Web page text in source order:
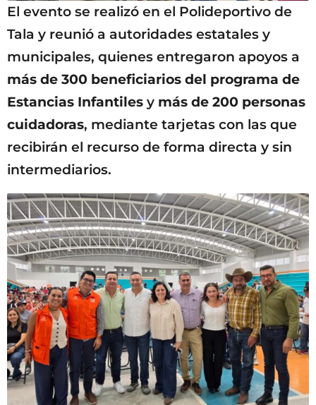
El evento se realizó en el Polideportivo de
Tala y reunió a autoridades estatales y
municipales, quienes entregaron apoyos a
más de 300 beneficiarios del programa de
Estancias Infantiles y más de 200 personas
cuidadoras, mediante tarjetas con las que
recibirán el recurso de forma directa y sin
intermediarios.